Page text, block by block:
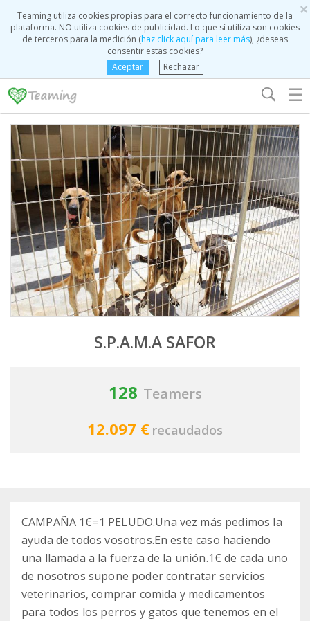
×
Teaming utiliza cookies propias para el correcto funcionamiento de la
plataforma. NO utiliza cookies de publicidad. Lo que sí utiliza son cookies
de terceros para la medición (haz click aquí para leer más), ¿deseas
consentir estas cookies?
Aceptar
Rechazar
☰
S.P.A.M.A SAFOR
128 Teamers
12.097 € recaudados
CAMPAÑA 1€=1 PELUDO.Una vez más pedimos la
ayuda de todos vosotros.En este caso haciendo
una llamada a la fuerza de la unión.1€ de cada uno
de nosotros supone poder contratar servicios
veterinarios, comprar comida y medicamentos
para todos los perros y gatos que tenemos en el